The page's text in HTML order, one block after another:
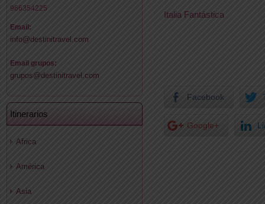
966354225
Email:
info@destinitravel.com
Email grupos:
grupos@destinitravel.com
Itinerarios
Africa
América
Asia
Italia Fantástica
Facebook
Google+